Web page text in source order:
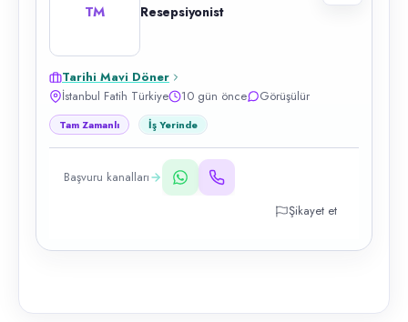
TM Resepsiyonist
Tarihi Mavi Döner
İstanbul Fatih Türkiye
10 gün önce Görüşülür
Tam Zamanlı İş Yerinde
Başvuru kanalları
Şikayet et